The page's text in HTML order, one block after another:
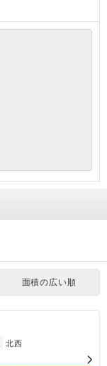
面積の広い順
北西